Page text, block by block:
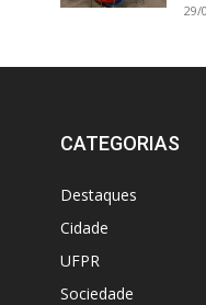
29/
CATEGORIAS
Destaques
Cidade
UFPR
Sociedade